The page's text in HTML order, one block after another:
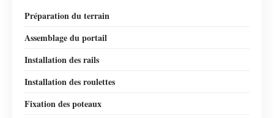
Préparation du terrain
Assemblage du portail
Installation des rails
Installation des roulettes
Fixation des poteaux